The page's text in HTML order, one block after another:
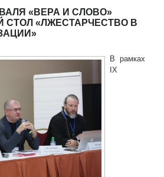
«ВЕРА И СЛОВО»
СТОЛ «ЛЖЕСТАРЧЕСТВО В
В рамках
IX